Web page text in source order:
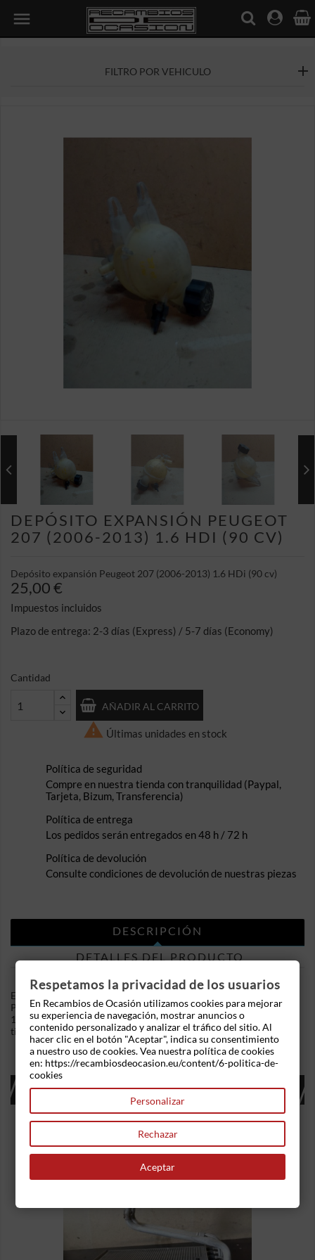

FILTRO POR VEHICULO
DEPÓSITO EXPANSIÓN PEUGEOT
207 (2006-2013) 1.6 HDI (90 CV)
Depósito expansión Peugeot 207 (2006-2013) 1.6 HDi (90 cv)
25,00 €
Impuestos incluidos
Plazo de entrega: 2-3 días (Express) / 5-7 días (Economy)
Cantidad
AÑADIR AL CARRITO
 Últimas unidades en stock
Política de seguridad
Compre en nuestra tienda con tranquilidad (Paypal,
Tarjeta, Bizum, Transferencia)
Política de entrega
Los pedidos serán entregados en 48 h / 72 h
Política de devolución
Consulte condiciones de devolución de nuestras piezas
DESCRIPCIÓN
DETALLES DEL PRODUCTO
En Recambios de Ocasion disponemos de Depósito expansión
Peugeot 207 (2006-2013) 1.6 HDi (90 cv) .Referencia Interna:
11241630188498. Ademas, disponemos de mas recambios, si
tiene cualquier duda consultenos.
16 OTROS PRODUCTOS EN LA MISMA
CATEGORÍA:
Respetamos la privacidad de los usuarios
En Recambios de Ocasión utilizamos cookies para mejorar
su experiencia de navegación, mostrar anuncios o
contenido personalizado y analizar el tráfico del sitio. Al
hacer clic en el botón "Aceptar", indica su consentimiento
a nuestro uso de cookies. Vea nuestra política de cookies
en: https://recambiosdeocasion.eu/content/6-politica-de-
cookies
Personalizar
Rechazar
Aceptar